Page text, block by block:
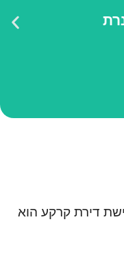
דירת קרקע הוא